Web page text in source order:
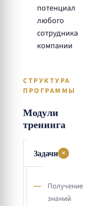
потенциал
любого
сотрудника
компании
СТРУКТУРА
ПРОГРАММЫ
Модули
тренинга
Задачи+
Получение
знаний